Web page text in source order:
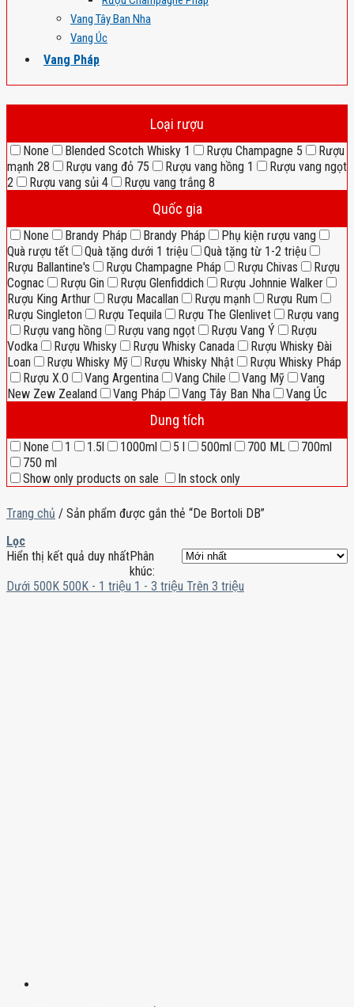
Vang Tây Ban Nha
Vang Úc
Vang Pháp
Loại rượu
None Blended Scotch Whisky 1 Rượu Champagne 5
Rượu
mạnh 28 Rượu vang đỏ 75 Rượu vang hồng 1
Rượu vang ngọt
2
Rượu vang sủi 4 Rượu vang trắng 8
Quốc gia
None Brandy Pháp Brandy Pháp
Phụ kiện rượu vang
Quà rượu tết
Quà tặng dưới 1 triệu
Quà tặng từ 1-2 triệu
Rượu Ballantine's
Rượu Champagne Pháp Rượu Chivas
Rượu
Cognac
Rượu Gin Rượu Glenfiddich
Rượu Johnnie Walker
Rượu King Arthur
Rượu Macallan Rượu mạnh
Rượu Rum
Rượu Singleton
Rượu Tequila Rượu The Glenlivet
Rượu vang
Rượu vang hồng
Rượu vang ngọt Rượu Vang Ý
Rượu
Vodka
Rượu Whisky Rượu Whisky Canada
Rượu Whisky Đài
Loan
Rượu Whisky Mỹ Rượu Whisky Nhật
Rượu Whisky Pháp
Rượu X.O
Vang Argentina Vang Chile Vang Mỹ
Vang
New Zew Zealand
Vang Pháp Vang Tây Ban Nha Vang Úc
Dung tích
None 1 1.5l 1000ml 5 l 500ml 700 ML
700ml
750 ml
Show only products on sale
In stock only
Trang chủ / Sản phẩm được gắn thẻ “De Bortoli DB”
Lọc
Hiển thị kết quả duy nhấtPhân
khúc:
Dưới 500K 500K - 1 triệu 1 - 3 triệu Trên 3 triệu